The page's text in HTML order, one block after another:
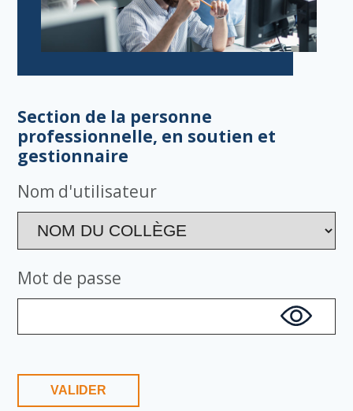
Section de la personne
professionnelle, en soutien et
gestionnaire
Nom d'utilisateur
Mot de passe